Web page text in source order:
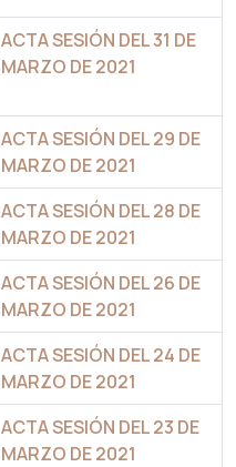
ACTA SESIÓN DEL 31 DE
MARZO DE 2021
ACTA SESIÓN DEL 29 DE
MARZO DE 2021
ACTA SESIÓN DEL 28 DE
MARZO DE 2021
ACTA SESIÓN DEL 26 DE
MARZO DE 2021
ACTA SESIÓN DEL 24 DE
MARZO DE 2021
ACTA SESIÓN DEL 23 DE
MARZO DE 2021